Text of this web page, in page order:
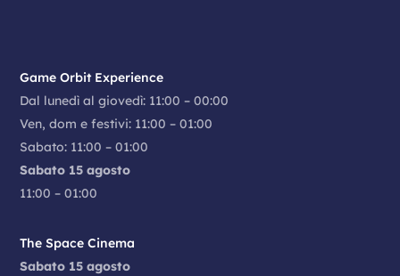
Game Orbit Experience
Dal lunedì al giovedì: 11:00 – 00:00
Ven, dom e festivi: 11:00 – 01:00
Sabato: 11:00 – 01:00
Sabato 15 agosto
11:00 – 01:00
The Space Cinema
Sabato 15 agosto